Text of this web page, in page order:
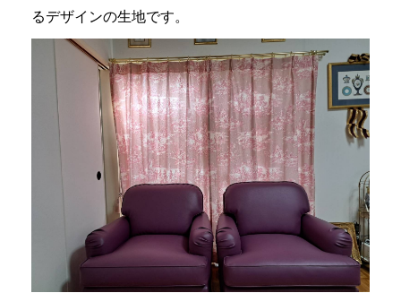
るデザインの生地です。